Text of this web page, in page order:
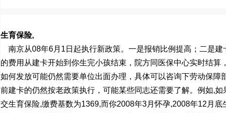
生育保险,
南京从08年6月 1 日起执行新政策。一是报销比例提高；二是
的费用从建卡开始到你生完小孩结束，院方同医保中心实时结
如何发放可能仍然需要单位出面办理，具体可以咨询下劳动保障
前建卡的仍然按老政策执行，可能某些同志还需要了解。例如,如
交生育保险,缴费基数为1369,而你2008年3月怀孕,2008年12 月底